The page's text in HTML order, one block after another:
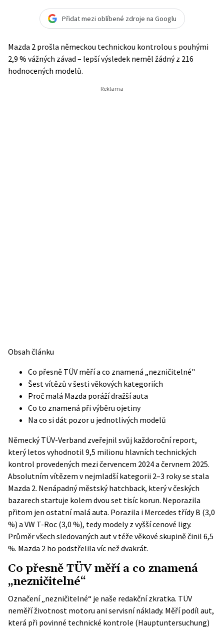
Přidat mezi oblíbené zdroje na Googlu
Mazda 2 prošla německou technickou kontrolou s pouhými
2,9 % vážných závad – lepší výsledek neměl žádný z 216
hodnocených modelů.
Obsah článku
Co přesně TÜV měří a co znamená „nezničitelné"
Šest vítězů v šesti věkových kategoriích
Proč malá Mazda poráží dražší auta
Co to znamená při výběru ojetiny
Na co si dát pozor u jednotlivých modelů
NěmeckýTÜV-Verband zveřejnil svůj každoroční report,
který letos vyhodnotil 9,5 milionu hlavních technických
kontrol provedených mezi červencem 2024 a červnem 2025.
Absolutním vítězem v nejmladší kategorii 2–3 roky se stala
Mazda 2. Nenápadný městský hatchback, který v českých
bazarech startuje kolem dvou set tisíc korun. Neporazila
přitom jen ostatní malá auta. Porazila i Mercedes třídy B (3,0
%) a VW T-Roc (3,0 %), tedy modely z vyšší cenové ligy.
Průměr všech sledovaných aut v téže věkové skupině činil 6,5
%. Mazda 2 ho podstřelila víc než dvakrát.
Co přesně TÜV měří a co znamená
„nezničitelné“
Označení „nezničitelné“ je naše redakční zkratka. TÜV
neměří životnost motoru ani servisní náklady. Měří podíl aut,
která při povinné technické kontrole (Hauptuntersuchung)